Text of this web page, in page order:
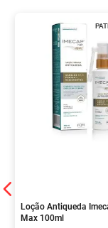
Loção Antiqueda
Max 100ml